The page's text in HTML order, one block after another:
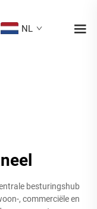
NL
besturingshub
, commerciële en